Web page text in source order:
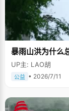
暴雨山洪为什么
UP主: LAO胡
公益 • 2026/7/11